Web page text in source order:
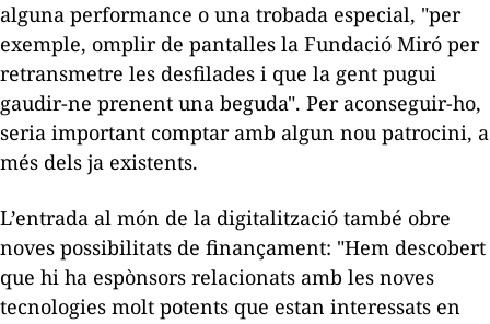
alguna performance o una trobada especial, "per
exemple, omplir de pantalles la Fundació Miró per
retransmetre les desfilades i que la gent pugui
gaudir-ne prenent una beguda". Per aconseguir-ho,
seria important comptar amb algun nou patrocini, a
més dels ja existents.
L’entrada al món de la digitalització també obre
noves possibilitats de finançament: "Hem descobert
que hi ha espònsors relacionats amb les noves
tecnologies molt potents que estan interessats en